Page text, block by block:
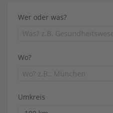
Wer oder was?
Wo?
Umkreis